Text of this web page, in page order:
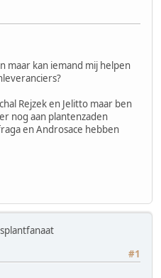
maar kan iemand mij helpen
Rejzek en Jelitto maar ben
nog aan plantenzaden
en Androsace hebben
#1